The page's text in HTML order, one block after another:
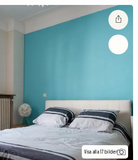
Visa alla 17 bilder